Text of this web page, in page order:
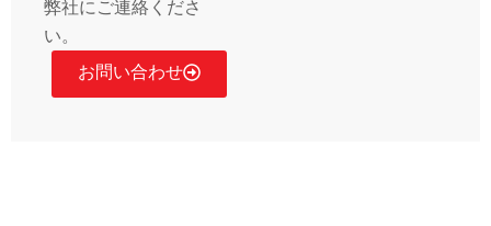
弊社にご連絡くださ
い。
お問い合わせ